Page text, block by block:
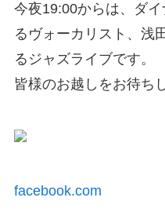
今夜19:00からは、ダ
るヴォーカリスト、浅
るジャズライブです。
皆様のお越しをお待ち
facebook.com